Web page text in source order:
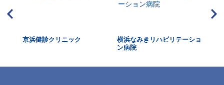
京浜健診クリニック
横浜なみきリハビリテーショ
ン病院